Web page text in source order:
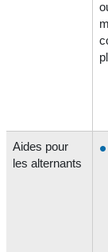
Aides pour
les alternants